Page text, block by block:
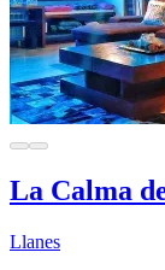
La Calma
Llanes